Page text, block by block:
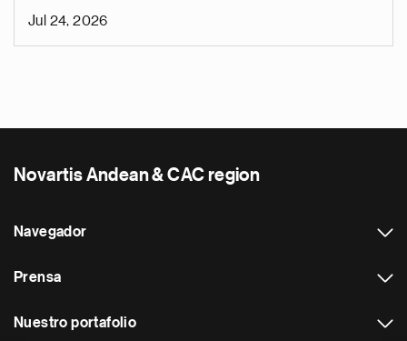
Jul 24, 2026
Novartis Andean & CAC region
Navegador
Prensa
Nuestro portafolio